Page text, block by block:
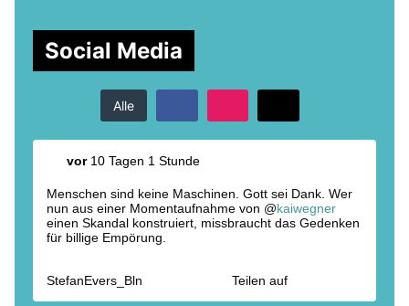
Social Media
Alle
vor10 Tagen 1 Stunde
Menschen sind keine Maschinen. Gott sei Dank. Wer
nun aus einer Momentaufnahme von @kaiwegner
einen Skandal konstruiert, missbraucht das Gedenken
für billige Empörung.
StefanEvers_Bln Teilen auf